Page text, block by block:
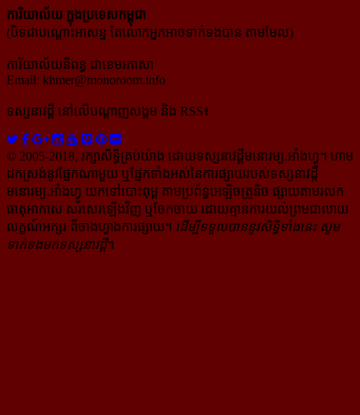
ការិយាល័យ ក្នុង​ប្រទេស​កម្ពុជា
(បិទជាបណ្ដោះអាសន្ន តែលោកអ្នកអាចទាក់ទងបាន តាមមែល)
ការិយាល័យនិពន្ធ ជាខេមរភាសា
Email: khmer@monoroom.info
ទស្សនាវដ្ដី​ នៅលើបណ្ដាញសង្គម និង RSS៖
© 2005-2018, រក្សាសិទ្ធិគ្រប់យ៉ាង ដោយទស្សនាវដ្ដី​មនោរម្យ.អាំងហ្វូ។ ហាម​
ដក​ស្រង់​នូវ​ផ្នែក​ណា​មួយ​ ឬ​ផ្នែក​ទាំង​អស់​នៃ​ការ​ផ្សាយ​របស់​ទស្សនាវដ្ដី​​
មនោរម្យ.អាំងហ្វូ យក​ទៅ​​បោះពុម្ព តាម​ប្រព័ន្ធ​អេឡិច​ត្រូនិច ផ្សាយ​តាម​រលក​
ធាតុអាកាស សរសេរ​ឡើង​វិញ ឬ​ចែក​ចាយ​ ដោយ​គ្មាន​ការ​យល់ព្រមជា​លាយ​
លក្ខណ៍​អក្សរ​ ពី​ចាងហ្វាង​ការ​ផ្សាយ​។ ដើម្បី​ទទួល​បាននូវសិទ្ធិ​ទាំងនេះ សូម​
ទាក់​ទង​មក​ទស្សនាវដ្ដី។